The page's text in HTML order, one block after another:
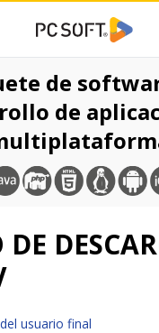
de
de
usuario final